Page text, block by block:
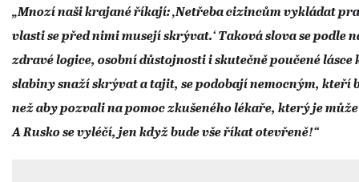
„Mnozí naši krajané říkají: ‚Netřeba cizincům vykládat
vlasti se před nimi musejí skrývat.‘ Taková slova se podle
zdravé logice, osobní důstojnosti i skutečně poučené
slabiny snaží skrývat a tajit, se podobají nemocným, kteří
než aby pozvali na pomoc zkušeného lékaře, který je
A Rusko se vyléčí, jen když bude vše říkat otevřeně!“